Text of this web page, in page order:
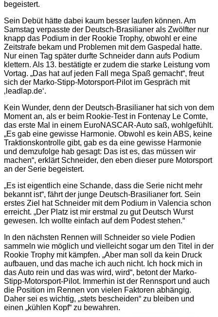
begeistert.
Sein Debüt hätte dabei kaum besser laufen können. Am
Samstag verpasste der Deutsch-Brasilianer als Zwölfter nur
knapp das Podium in der Rookie Trophy, obwohl er eine
Zeitstrafe bekam und Problemen mit dem Gaspedal hatte.
Nur einen Tag später durfte Schneider dann aufs Podium
klettern. Als 13. bestätigte er zudem die starke Leistung vom
Vortag. „Das hat auf jeden Fall mega Spaß gemacht“, freut
sich der Marko-Stipp-Motorsport-Pilot im Gespräch mit
‚leadlap.de‘.
Kein Wunder, denn der Deutsch-Brasilianer hat sich von dem
Moment an, als er beim Rookie-Test in Fontenay Le Comte,
das erste Mal in einem EuroNASCAR-Auto saß, wohlgefühlt.
„Es gab eine gewisse Harmonie. Obwohl es kein ABS, keine
Traktionskontrolle gibt, gab es da eine gewisse Harmonie
und demzufolge hab gesagt: Das ist es, das müssen wir
machen“, erklärt Schneider, den eben dieser pure Motorsport
an der Serie begeistert.
„Es ist eigentlich eine Schande, dass die Serie nicht mehr
bekannt ist“, fährt der junge Deutsch-Brasilianer fort. Sein
erstes Ziel hat Schneider mit dem Podium in Valencia schon
erreicht. „Der Platz ist mir erstmal zu gut Deutsch Wurst
gewesen. Ich wollte einfach auf dem Podest stehen.“
In den nächsten Rennen will Schneider so viele Podien
sammeln wie möglich und vielleicht sogar um den Titel in der
Rookie Trophy mit kämpfen. „Aber man soll da kein Druck
aufbauen, und das mache ich auch nicht. Ich hock mich in
das Auto rein und das was wird, wird“, betont der Marko-
Stipp-Motorsport-Pilot. Immerhin ist der Rennsport und auch
die Position im Rennen von vielen Faktoren abhängig.
Daher sei es wichtig, „stets bescheiden“ zu bleiben und
einen „kühlen Kopf“ zu bewahren.